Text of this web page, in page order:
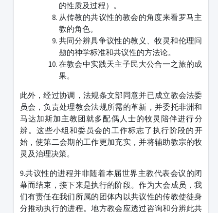
的性质及过程）。
从传教的共议性的教会的角度来看罗马主
教的角色。
共同分辨具争议性的教义、牧灵和伦理问
题的神学标准和共议性的方法论。
在教会中实践天主子民大公合一之旅的成
果。
此外，经过协调，法规条文部同意并已成立教会法委
员会，负责处理教会法规所需的革新，并委托非洲和
马达加斯加主教团就多配偶人士的牧灵陪伴进行分
辨。这些小组和委员会的工作标志了执行阶段的开
始，使第二会期的工作更加充实，并将辅助教宗的牧
灵及治理决策。
9.共议性的进程并非随着本届世界主教代表会议的闭
幕而结束，接下来是执行的阶段。作为大会成员，我
们有责任在我们所属的团体内以共议性的传教使徒身
分推动执行的进程。地方教会应透过咨询和分辨此共